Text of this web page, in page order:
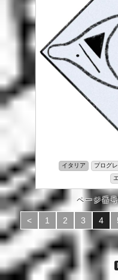
イタリア プログ
ページ番
< 1 2 3 4